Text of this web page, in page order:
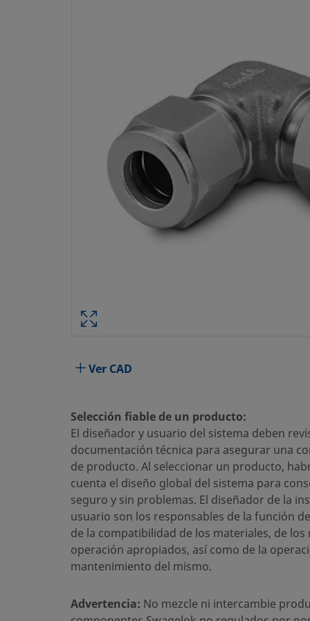
UNIÓN CODO SWAGELOK DE
400/R-405, 1/
Especificaciones
Material del Cuerpo
Proceso de Limpieza
Tipo de conexión 1
Racor Swagelok®
Tamaño conexión 2
1/4 pulg.
Tipo de conexión 2
Racor Swagelok®
Limitador de Caudal
No
37070705
eClass (5.1.4)
37020501
37020501
Ver CAD
Selección fiable de un producto:
El diseñador y usuario del sistema deben
documentación técnica para asegurar una
de producto. Al seleccionar un producto,
cuenta el diseño global del sistema para
seguro y sin problemas. El diseñador de la
usuario son los responsables de la función
de la compatibilidad de los materiales, de los
operación apropiados, así como de la
mantenimiento del mismo.
Advertencia: No mezcle ni intercambie